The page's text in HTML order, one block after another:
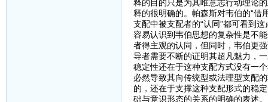
释的目的只是为其唯意志行动理论
释的很明确的。帕森斯对韦伯的“借
支配中被支配者的“认同”都可看到
容易认识到韦伯思想的复杂性是不
者得主观的认同，但同时，韦伯更
导者需要不断的证明其超凡魅力，
稳定性还在于这种支配方式没有一
必然导致其向传统型或法理型支配
的，还在于支撑这种支配形式的稳
础与意识形态的关系的明确的表述。